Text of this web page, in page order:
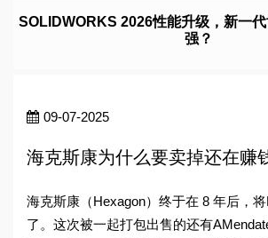
SOLIDWORKS 2026性能升级，新一
强？
09-07-2025
海克斯康为什么要卖掉还在赚
海克斯康（Hexagon）终于在 8 年后，
了。这次被一起打包出售的还有